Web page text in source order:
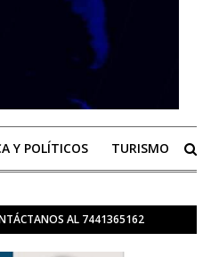
Y POLÍTICOS TURISMO
AL 7441365162